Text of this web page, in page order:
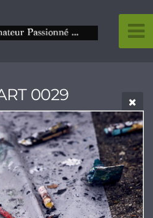
0029